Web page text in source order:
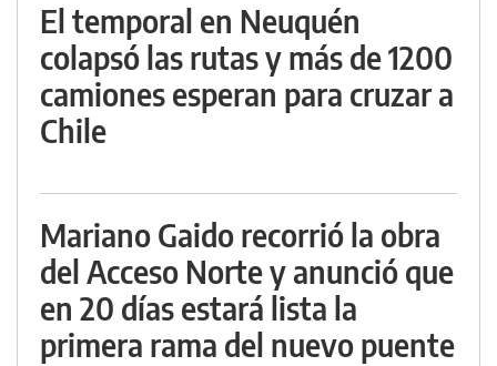
El temporal en Neuquén
colapsó las rutas y más de 1200
camiones esperan para cruzar a
Chile
Mariano Gaido recorrió la obra
del Acceso Norte y anunció que
en 20 días estará lista la
primera rama del nuevo puente